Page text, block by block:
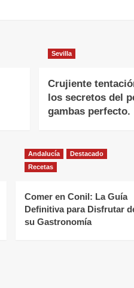
Sevilla
Crujiente
los secretos del
gambas perfecto.
Andalucía
Destacado
Recetas
Comer en Conil: La Guía
Definitiva para Disfrutar
su Gastronomía